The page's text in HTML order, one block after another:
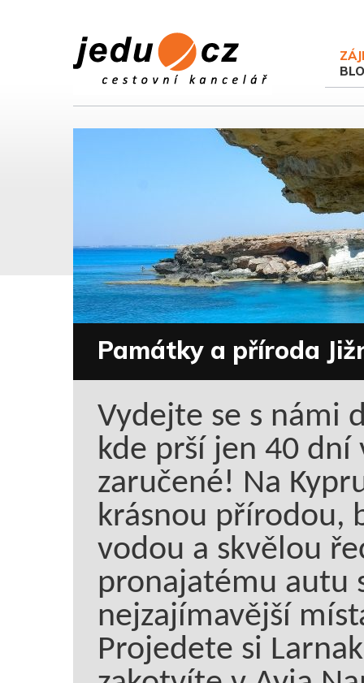
Památky a příroda
Vydejte se s námi
kde prší jen 40 dní
zaručené! Na
krásnou přírodou,
vodou a skvělou
pronajatému autu
nejzajímavější
Projedete si